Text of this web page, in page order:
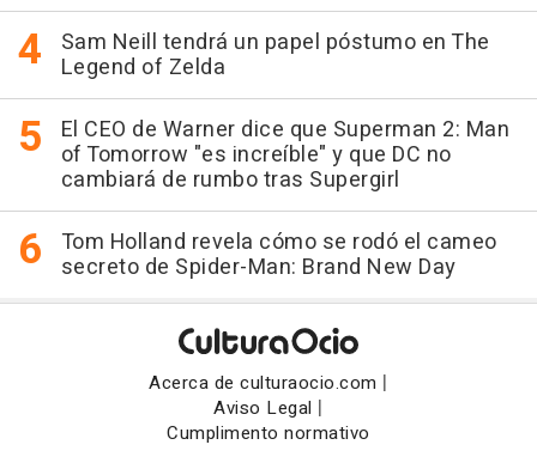
Sam Neill tendrá un papel póstumo en The
Legend of Zelda
El CEO de Warner dice que Superman 2: Man
of Tomorrow "es increíble" y que DC no
cambiará de rumbo tras Supergirl
Tom Holland revela cómo se rodó el cameo
secreto de Spider-Man: Brand New Day
Acerca de culturaocio.com |
Aviso Legal |
Cumplimento normativo